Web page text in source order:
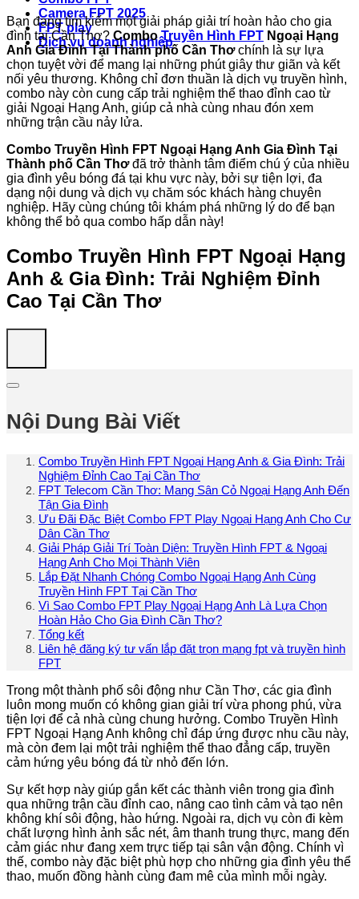
Camera FPT 2025
FPT play
Dịch vụ doanh nghiệp
Bạn đang tìm kiếm một giải pháp giải trí hoàn hảo cho gia
đình tại Cần Thơ? ComboTruyền Hình FPT Ngoại Hạng
Anh Gia Đình Tại Thành phố Cần Thơchính là sự lựa
chọn tuyệt vời để mang lại những phút giây thư giãn và kết
nối yêu thương. Không chỉ đơn thuần là dịch vụ truyền hình,
combo này còn cung cấp trải nghiệm thể thao đỉnh cao từ
giải Ngoại Hạng Anh, giúp cả nhà cùng nhau đón xem
những trận cầu nảy lửa.
Combo Truyền Hình FPT Ngoại Hạng Anh Gia Đình Tại
Thành phố Cần Thơđã trở thành tâm điểm chú ý của nhiều
gia đình yêu bóng đá tại khu vực này, bởi sự tiện lợi, đa
dạng nội dung và dịch vụ chăm sóc khách hàng chuyên
nghiệp. Hãy cùng chúng tôi khám phá những lý do để bạn
không thể bỏ qua combo hấp dẫn này!
Combo Truyền Hình FPT Ngoại Hạng
Anh & Gia Đình: Trải Nghiệm Đỉnh
Cao Tại Cần Thơ
Nội Dung Bài Viết
Combo Truyền Hình FPT Ngoại Hạng Anh & Gia Đình: Trải
Nghiệm Đỉnh Cao Tại Cần Thơ
FPT Telecom Cần Thơ: Mang Sân Cỏ Ngoại Hạng Anh Đến
Tận Gia Đình
Ưu Đãi Đặc Biệt Combo FPT Play Ngoại Hạng Anh Cho Cư
Dân Cần Thơ
Giải Pháp Giải Trí Toàn Diện: Truyền Hình FPT & Ngoại
Hạng Anh Cho Mọi Thành Viên
Lắp Đặt Nhanh Chóng Combo Ngoại Hạng Anh Cùng
Truyền Hình FPT Tại Cần Thơ
Vì Sao Combo FPT Play Ngoại Hạng Anh Là Lựa Chọn
Hoàn Hảo Cho Gia Đình Cần Thơ?
Tổng kết
Liên hệ đăng ký tư vấn lắp đặt trọn mạng fpt và truyền hình
FPT
Trong một thành phố sôi động như Cần Thơ, các gia đình
luôn mong muốn có không gian giải trí vừa phong phú, vừa
tiện lợi để cả nhà cùng chung hưởng. Combo Truyền Hình
FPT Ngoại Hạng Anh không chỉ đáp ứng được nhu cầu này,
mà còn đem lại một trải nghiệm thể thao đẳng cấp, truyền
cảm hứng yêu bóng đá từ nhỏ đến lớn.
Sự kết hợp này giúp gắn kết các thành viên trong gia đình
qua những trận cầu đỉnh cao, nâng cao tình cảm và tạo nên
không khí sôi động, hào hứng. Ngoài ra, dịch vụ còn đi kèm
chất lượng hình ảnh sắc nét, âm thanh trung thực, mang đến
cảm giác như đang xem trực tiếp tại sân vận động. Chính vì
thế, combo này đặc biệt phù hợp cho những gia đình yêu thể
thao, muốn đồng hành cùng đam mê của mình mỗi ngày.